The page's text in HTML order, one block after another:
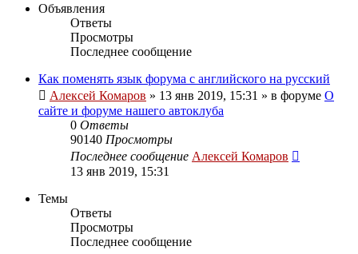
Объявления
Ответы
Просмотры
Последнее сообщение
Как поменять язык форума с английского на русский
Алексей Комаров » 13 янв 2019, 15:31 » в форуме О
сайте и форуме нашего автоклуба
0 Ответы
90140 Просмотры
Последнее сообщение Алексей Комаров
13 янв 2019, 15:31
Темы
Ответы
Просмотры
Последнее сообщение